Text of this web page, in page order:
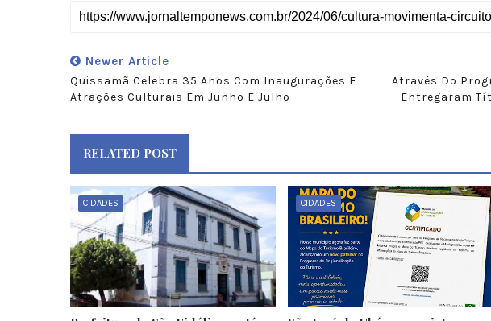
Newer Article
Quissamã Celebra 35 Anos Com Inaugurações E
Atrações Culturais Em Junho E Julho
Através Do
Entregaram
RELATED POST
CIDADES CIDADES